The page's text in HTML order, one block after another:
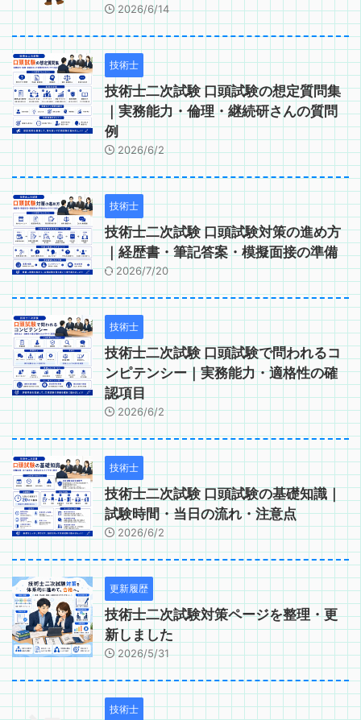
2026/6/14
技術士
技術士二次試験 口頭試験の想定質問集
｜実務能力・倫理・継続研さんの質問
例
2026/6/2
技術士
技術士二次試験 口頭試験対策の進め方
｜経歴書・筆記答案・模擬面接の準備
2026/7/20
技術士
技術士二次試験 口頭試験で問われるコ
ンピテンシー｜実務能力・適格性の確
認項目
2026/6/2
技術士
技術士二次試験 口頭試験の基礎知識｜
試験時間・当日の流れ・注意点
2026/6/2
更新履歴
技術士二次試験対策ページを整理・更
新しました
2026/5/31
技術士